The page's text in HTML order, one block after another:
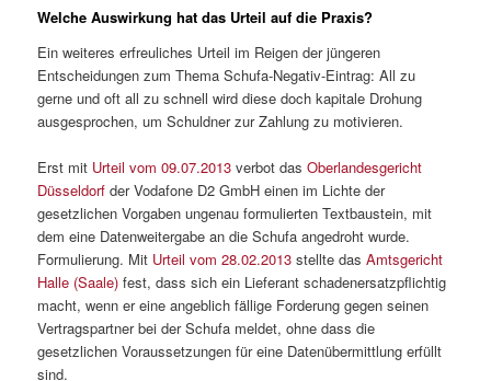
Welche Auswirkung hat das Urteil auf die Praxis?
Ein weiteres erfreuliches Urteil im Reigen der jüngeren
Entscheidungen zum Thema Schufa-Negativ-Eintrag: All zu
gerne und oft all zu schnell wird diese doch kapitale Drohung
ausgesprochen, um Schuldner zur Zahlung zu motivieren.
Erst mit Urteil vom 09.07.2013 verbot dasOberlandesgericht
Düsseldorf der Vodafone D2 GmbH einen im Lichte der
gesetzlichen Vorgaben ungenau formulierten Textbaustein, mit
dem eine Datenweitergabe an die Schufa angedroht wurde.
Formulierung. Mit Urteil vom 28.02.2013 stellte dasAmtsgericht
Halle (Saale) fest, dass sich ein Lieferant schadenersatzpflichtig
macht, wenn er eine angeblich fällige Forderung gegen seinen
Vertragspartner bei der Schufa meldet, ohne dass die
gesetzlichen Voraussetzungen für eine Datenübermittlung erfüllt
sind.